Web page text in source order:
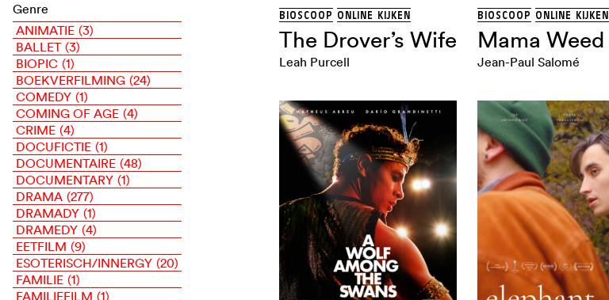
Genre
ANIMATIE (3)
BALLET (3)
BIOPIC (1)
BOEKVERFILMING (24)
COMEDY (1)
COMING OF AGE (4)
CRIME (4)
DOCUFICTIE (1)
DOCUMENTAIRE (48)
DOCUMENTARY (1)
DRAMA (277)
DRAMADY (1)
DRAMEDY (4)
EETFILM (9)
ESOTERISCH/INNERGY (20)
FAMILIE (1)
FAMILIEFILM (1)
BIOSCOOP ONLINE KIJKEN
The Drover’s Wife
Leah Purcell
BIOSCOOP ONLINE KIJKEN
Mama Weed
Jean-Paul Salomé